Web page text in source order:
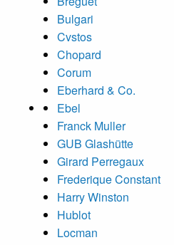
Bulgari
Cvstos
Chopard
Corum
Eberhard & Co.
Ebel
Franck Muller
GUB Glashütte
Girard Perregaux
Frederique Constant
Harry Winston
Hublot
Locman